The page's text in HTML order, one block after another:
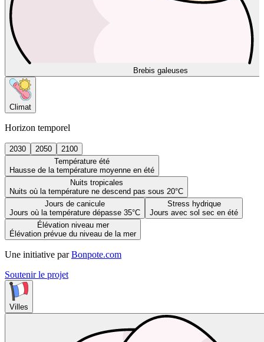
Brebis galeuses
Climat
Horizon temporel
2030 2050
2100
Température été
Hausse de la température moyenne en été
Nuits tropicales
Nuits où la température ne descend pas sous 20°C
Jours de canicule
Jours où la température dépasse 35°C
Stress hydrique
Jours avec sol sec en été
Élévation niveau mer
Élévation prévue du niveau de la mer
Une initiative par Bonpote.com
Soutenir le projet
Villes